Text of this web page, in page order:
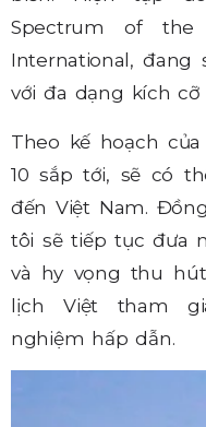
Spectrum of the
International,
với đa dạng kích
Theo kế hoạch
10 sắp tới, sẽ có
đến Việt Nam.
tôi sẽ tiếp tục đưa
và hy vọng thu
lịch Việt tham
nghiệm hấp dẫn.